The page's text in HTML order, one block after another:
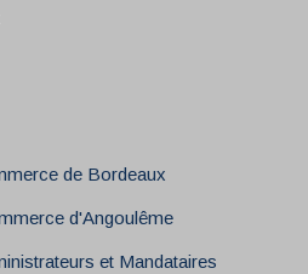
de Bordeaux
d'Angoulême
et Mandataires